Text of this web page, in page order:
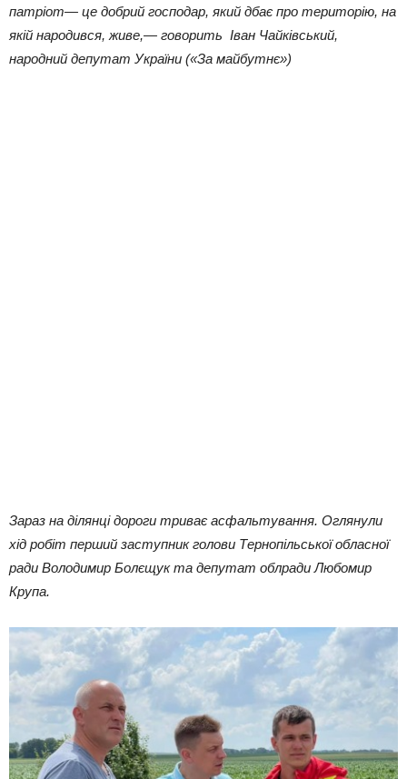
патріот— це добрий господар, який дбає про територію, на
якій народився, живе,— говорить Іван Чайківський,
народний депутат України («За майбутнє»)
Зараз на ділянці дороги триває асфальтування. Оглянули
хід робіт перший заступник голови Тернопільської обласної
ради Володимир Болєщук та депутат облради Любомир
Крупа.